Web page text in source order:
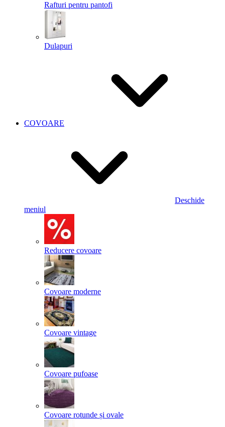
Rafturi pentru pantofi
Dulapuri
COVOARE
Deschide
meniul
Reducere covoare
Covoare moderne
Covoare vintage
Covoare pufoase
Covoare rotunde și ovale